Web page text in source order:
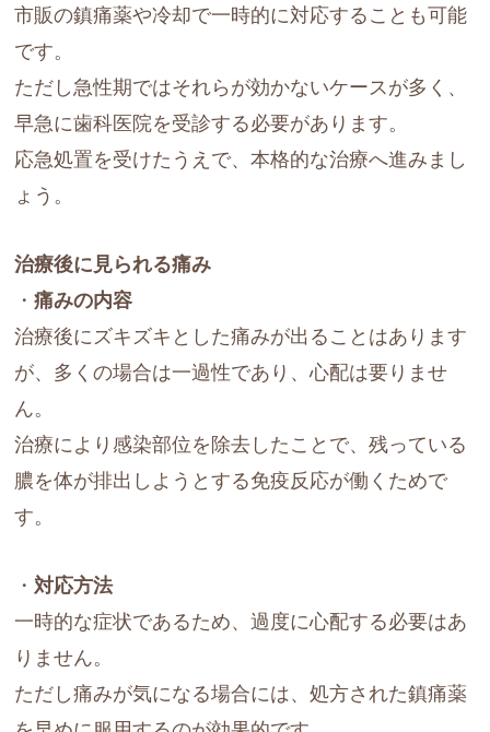
市販の鎮痛薬や冷却で一時的に対応することも可能
です。
ただし急性期ではそれらが効かないケースが多く、
早急に歯科医院を受診する必要があります。
応急処置を受けたうえで、本格的な治療へ進みまし
ょう。
治療後に見られる痛み
・痛みの内容
治療後にズキズキとした痛みが出ることはあります
が、多くの場合は一過性であり、心配は要りませ
ん。
治療により感染部位を除去したことで、残っている
膿を体が排出しようとする免疫反応が働くためで
す。
・対応方法
一時的な症状であるため、過度に心配する必要はあ
りません。
ただし痛みが気になる場合には、処方された鎮痛薬